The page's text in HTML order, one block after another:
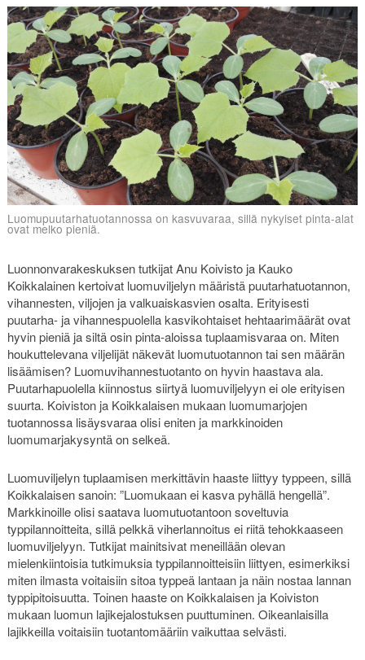
Luomupuutarhatuotannossa on kasvuvaraa, sillä nykyiset pinta-alat
ovat melko pieniä.
Luonnonvarakeskuksen tutkijat Anu Koivisto ja Kauko
Koikkalainen kertoivat luomuviljelyn määristä puutarhatuotannon,
vihannesten, viljojen ja valkuaiskasvien osalta. Erityisesti
puutarha- ja vihannespuolella kasvikohtaiset hehtaarimäärät ovat
hyvin pieniä ja siltä osin pinta-aloissa tuplaamisvaraa on. Miten
houkuttelevana viljelijät näkevät luomutuotannon tai sen määrän
lisäämisen? Luomuvihannestuotanto on hyvin haastava ala.
Puutarhapuolella kiinnostus siirtyä luomuviljelyyn ei ole erityisen
suurta. Koiviston ja Koikkalaisen mukaan luomumarjojen
tuotannossa lisäysvaraa olisi eniten ja markkinoiden
luomumarjakysyntä on selkeä.
Luomuviljelyn tuplaamisen merkittävin haaste liittyy typpeen, sillä
Koikkalaisen sanoin: ”Luomukaan ei kasva pyhällä hengellä”.
Markkinoille olisi saatava luomutuotantoon soveltuvia
typpilannoitteita, sillä pelkkä viherlannoitus ei riitä tehokkaaseen
luomuviljelyyn. Tutkijat mainitsivat meneillään olevan
mielenkiintoisia tutkimuksia typpilannoitteisiin liittyen, esimerkiksi
miten ilmasta voitaisiin sitoa typpeä lantaan ja näin nostaa lannan
typpipitoisuutta. Toinen haaste on Koikkalaisen ja Koiviston
mukaan luomun lajikejalostuksen puuttuminen. Oikeanlaisilla
lajikkeilla voitaisiin tuotantomääriin vaikuttaa selvästi.